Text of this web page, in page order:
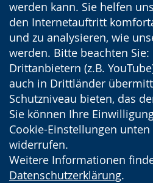
werden kann. Sie helfen
den Internetauftritt
und zu analysieren, wie
werden. Bitte beachten Sie:
Drittanbietern (z.B.
auch in Drittländer
Schutzniveau bieten, das
Sie können Ihre
Cookie-Einstellungen
widerrufen.
Weitere Informationen
Datenschutzerklärung.